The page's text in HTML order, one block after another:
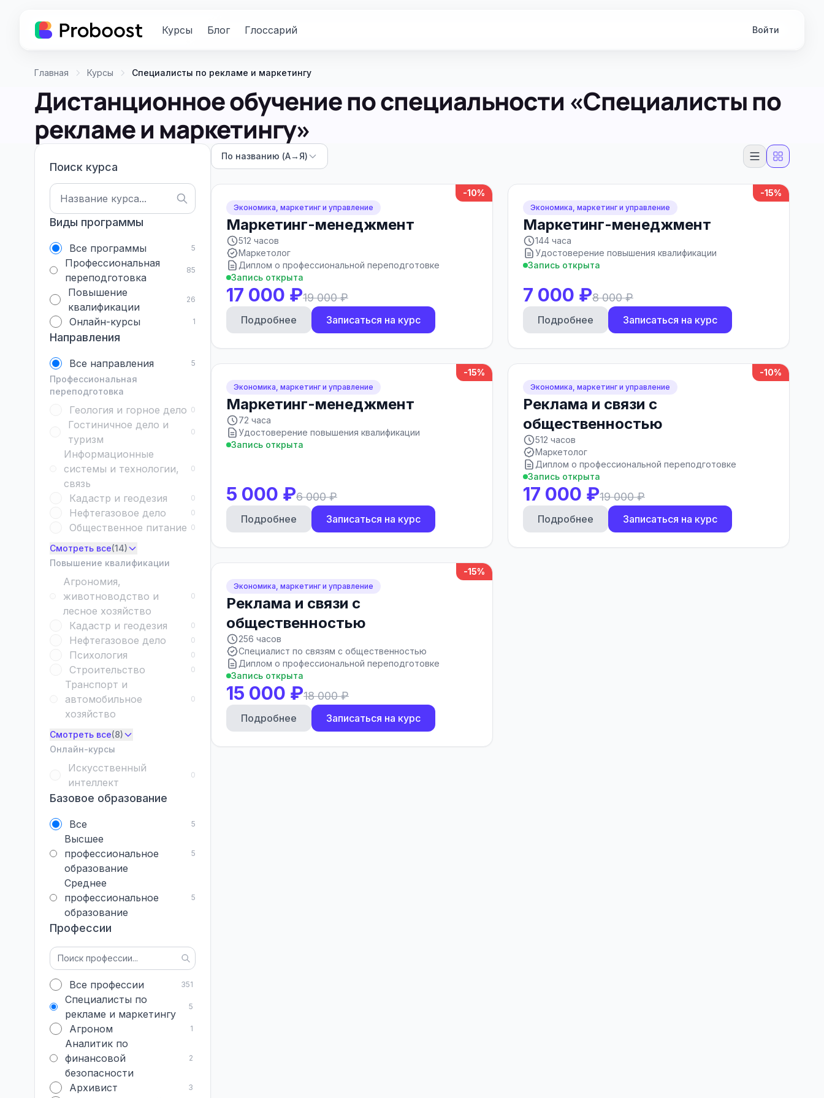
Курсы Блог Глоссарий Войти
Главная Курсы Специалисты по рекламе и маркетингу
Дистанционное обучение по специальности «Специалисты по
рекламе и маркетингу»
Поиск курса
Виды программы
Все программы 5
Профессиональная
переподготовка
85
Повышение
квалификации
26
Онлайн-курсы 1
Направления
Все направления 5
Профессиональная
переподготовка
Геология и горное дело 0
Гостиничное дело и
туризм
0
Информационные
системы и технологии,
связь
0
Кадастр и геодезия 0
Нефтегазовое дело 0
Общественное питание 0
Смотреть все(14)
Повышение квалификации
Агрономия,
животноводство и
лесное хозяйство
0
Кадастр и геодезия 0
Нефтегазовое дело 0
Психология 0
Строительство 0
Транспорт и
автомобильное
хозяйство
0
Смотреть все(8)
Онлайн-курсы
Искусственный
интеллект
0
Базовое образование
Все 5
Высшее
профессиональное
образование
5
Среднее
профессиональное
образование
5
Профессии
Все профессии 351
Специалисты по
рекламе и маркетингу
5
Агроном 1
Аналитик по
финансовой
безопасности
2
Архивист 3
По названию (А→Я)
-10%
Экономика, маркетинг и управление
Маркетинг-менеджмент
512 часов
Маркетолог
Диплом о профессиональной переподготовке
Запись открыта
17 000 ₽19 000 ₽
Подробнее Записаться на курс
-15%
Экономика, маркетинг и управление
Маркетинг-менеджмент
144 часа
Удостоверение повышения квалификации
Запись открыта
7 000 ₽8 000 ₽
Подробнее Записаться на курс
-15%
Экономика, маркетинг и управление
Маркетинг-менеджмент
72 часа
Удостоверение повышения квалификации
Запись открыта
5 000 ₽6 000 ₽
Подробнее Записаться на курс
-10%
Экономика, маркетинг и управление
Реклама и связи с
общественностью
512 часов
Маркетолог
Диплом о профессиональной переподготовке
Запись открыта
17 000 ₽19 000 ₽
Подробнее Записаться на курс
-15%
Экономика, маркетинг и управление
Реклама и связи с
общественностью
256 часов
Специалист по связям с общественностью
Диплом о профессиональной переподготовке
Запись открыта
15 000 ₽18 000 ₽
Подробнее Записаться на курс